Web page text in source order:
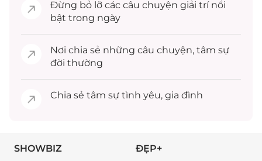
Đừng bỏ lỡ các câu chuyện giải trínổi
bật trong ngày
Nơi chia sẻ những câu chuyện, tâm sự
đời thường
Chia sẻ tâm sự tình yêu, gia đình
SHOWBIZ ĐẸP+